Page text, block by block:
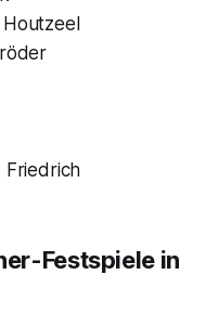
Friedrich
Festspiele in